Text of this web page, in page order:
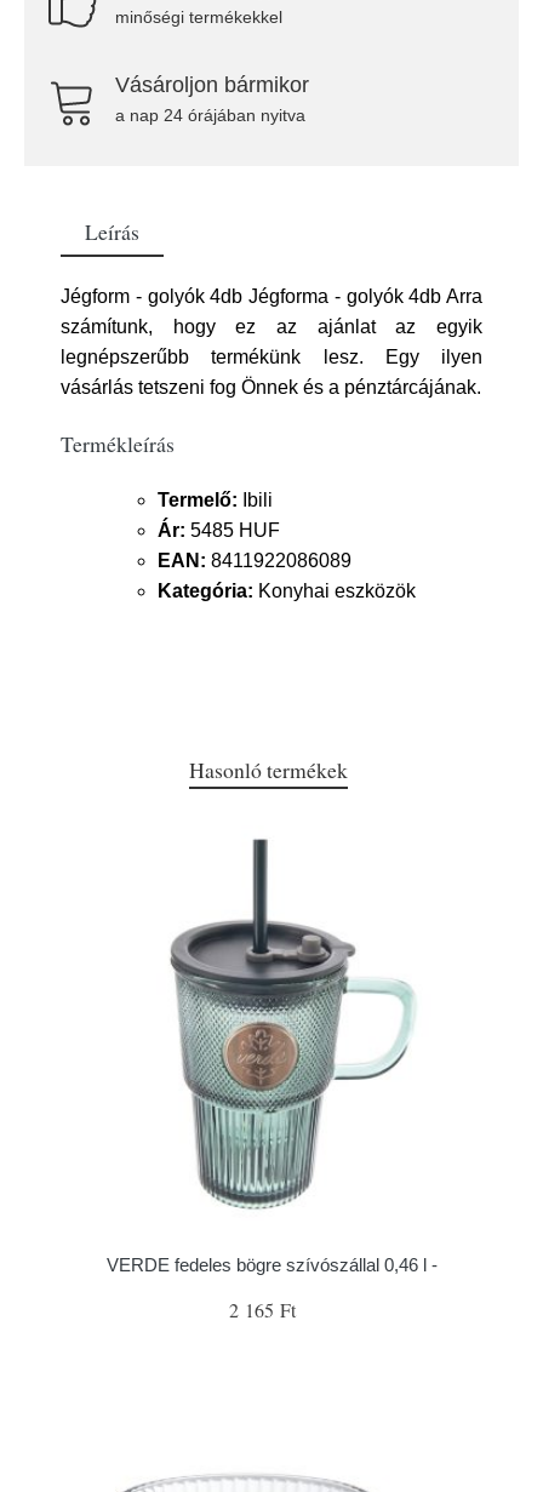
minőségi termékekkel
Vásároljon bármikor
a nap 24 órájában nyitva
Leírás
Jégform - golyók 4db Jégforma - golyók 4db Arra
számítunk, hogy ez az ajánlat az egyik
legnépszerűbb termékünk lesz. Egy ilyen
vásárlás tetszeni fog Önnek és a pénztárcájának.
Termékleírás
Termelő: Ibili
Ár: 5485 HUF
EAN: 8411922086089
Kategória: Konyhai eszközök
Hasonló termékek
VERDE fedeles bögre szívószállal 0,46 l -
2 165 Ft